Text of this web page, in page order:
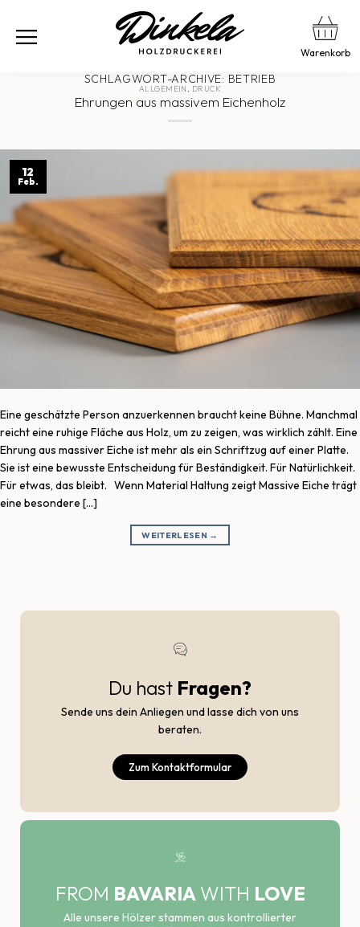
Warenkorb
SCHLAGWORT-ARCHIVE: BETRIEB
ALLGEMEIN , DRUCK
Ehrungen aus massivem Eichenholz
12
Feb.
Eine geschätzte Person anzuerkennen braucht keine Bühne. Manchmal
reicht eine ruhige Fläche aus Holz, um zu zeigen, was wirklich zählt. Eine
Ehrung aus massiver Eiche ist mehr als ein Schriftzug auf einer Platte.
Sie ist eine bewusste Entscheidung für Beständigkeit. Für Natürlichkeit.
Für etwas, das bleibt. Wenn Material Haltung zeigt Massive Eiche trägt
eine besondere […]
WEITERLESEN →
Du hast Fragen?
Sende uns dein Anliegen und lasse dich von uns
beraten.
Zum Kontaktformular
FROM BAVARIAWITH LOVE
Alle unsere Hölzer stammen aus kontrollierter